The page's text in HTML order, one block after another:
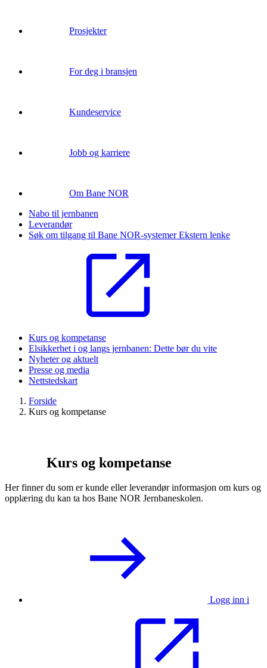
Prosjekter
For deg i bransjen
Kundeservice
Jobb og karriere
Om Bane NOR
Nabo til jernbanen
Leverandør
Søk om tilgang til Bane NOR-systemerEkstern lenke
Kurs og kompetanse
Elsikkerhet i og langs jernbanen: Dette bør du vite
Nyheter og aktuelt
Presse og media
Nettstedskart
Forside
Kurs og kompetanse
Kurs og kompetanse
Her finner du som er kunde eller leverandør informasjon om kurs og
opplæring du kan ta hos Bane NOR Jernbaneskolen.
Logg inn i